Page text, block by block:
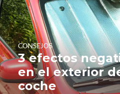
3 efectos
en el exterior
coche
CONSEJOS